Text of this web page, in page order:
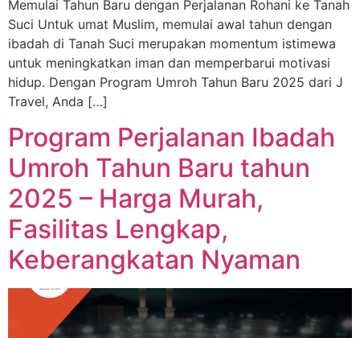
Memulai Tahun Baru dengan Perjalanan Rohani ke Tanah
Suci Untuk umat Muslim, memulai awal tahun dengan
ibadah di Tanah Suci merupakan momentum istimewa
untuk meningkatkan iman dan memperbarui motivasi
hidup. Dengan Program Umroh Tahun Baru 2025 dari J
Travel, Anda […]
Program Perjalanan Ibadah
Umroh Tahun Baru tahun
2025 – Harga Murah,
Fasilitas Lengkap,
Keberangkatan Nyaman